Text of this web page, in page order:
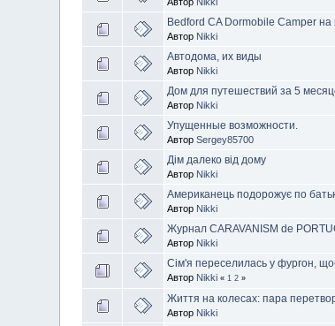
Bedford CA Dormobile Camper
Автор Nikki
Автодома, их виды
Автор Nikki
Дом для путешествий за 5
Автор Nikki
Упущенные возможности.
АвторSergey85700
Дім далеко від дому
Автор Nikki
Американець подорожує по
Автор Nikki
Журнал CARAVANISM de
Автор Nikki
Сім'я переселилась у фургон,
Автор Nikki «1 2 »
Життя на колесах: пара
Автор Nikki